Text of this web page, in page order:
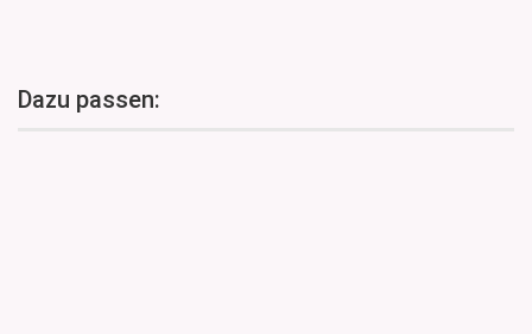
Dazu passen: